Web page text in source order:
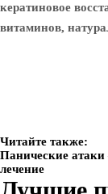
кератиновое
витаминов,
Читайте также:
Панические
лечение